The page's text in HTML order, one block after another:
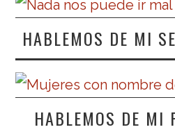
HABLEMOS DE MI
HABLEMOS DE MI